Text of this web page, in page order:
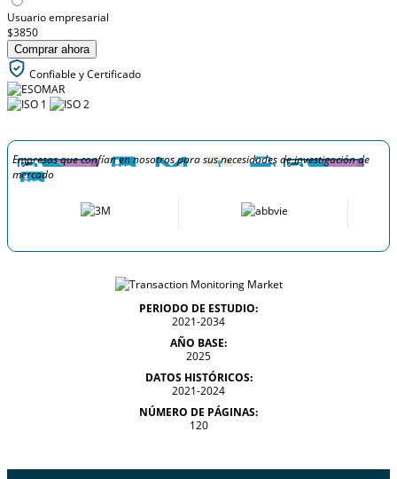
Usuario empresarial
$3850
Comprar ahora
Confiable y Certificado
Empresas que confían en nosotros para sus necesidades de investigación de
mercado
PERIODO DE ESTUDIO:
2021-2034
AÑO BASE:
2025
DATOS HISTÓRICOS:
2021-2024
NÚMERO DE PÁGINAS:
120